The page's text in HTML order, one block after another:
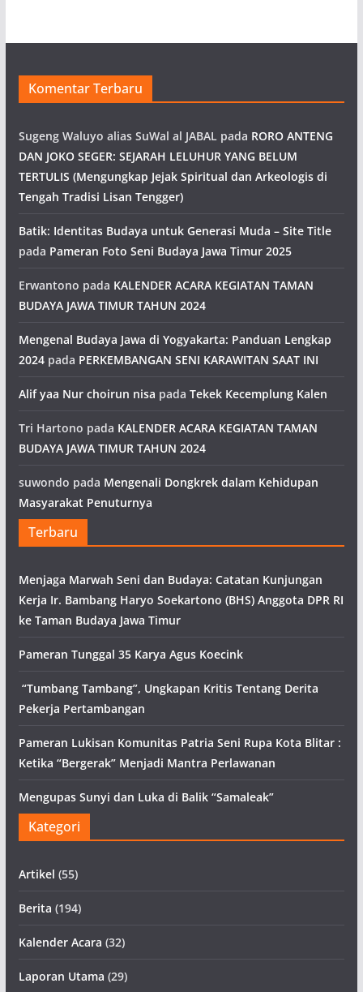
Komentar Terbaru
Sugeng Waluyo alias SuWal al JABAL pada RORO ANTENG
DAN JOKO SEGER: SEJARAH LELUHUR YANG BELUM
TERTULIS (Mengungkap Jejak Spiritual dan Arkeologis di
Tengah Tradisi Lisan Tengger)
Batik: Identitas Budaya untuk Generasi Muda – Site Title
pada Pameran Foto Seni Budaya Jawa Timur 2025
Erwantono pada KALENDER ACARA KEGIATAN TAMAN
BUDAYA JAWA TIMUR TAHUN 2024
Mengenal Budaya Jawa di Yogyakarta: Panduan Lengkap
2024pada PERKEMBANGAN SENI KARAWITAN SAAT INI
Alif yaa Nur choirun nisa pada Tekek Kecemplung Kalen
Tri Hartono pada KALENDER ACARA KEGIATAN TAMAN
BUDAYA JAWA TIMUR TAHUN 2024
suwondo pada Mengenali Dongkrek dalam Kehidupan
Masyarakat Penuturnya
Terbaru
Menjaga Marwah Seni dan Budaya: Catatan Kunjungan
Kerja Ir. Bambang Haryo Soekartono (BHS) Anggota DPR RI
ke Taman Budaya Jawa Timur
Pameran Tunggal 35 Karya Agus Koecink
“Tumbang Tambang”, Ungkapan Kritis Tentang Derita
Pekerja Pertambangan
Pameran Lukisan Komunitas Patria Seni Rupa Kota Blitar :
Ketika “Bergerak” Menjadi Mantra Perlawanan
Mengupas Sunyi dan Luka di Balik “Samaleak”
Kategori
Artikel (55)
Berita (194)
Kalender Acara (32)
Laporan Utama (29)